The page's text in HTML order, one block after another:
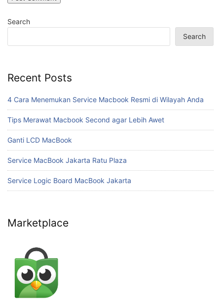
Search
Search
Recent Posts
4 Cara Menemukan Service Macbook Resmi di Wilayah Anda
Tips Merawat Macbook Second agar Lebih Awet
Ganti LCD MacBook
Service MacBook Jakarta Ratu Plaza
Service Logic Board MacBook Jakarta
Marketplace